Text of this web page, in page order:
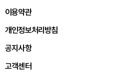
이용약관
개인정보처리방침
공지사항
고객센터